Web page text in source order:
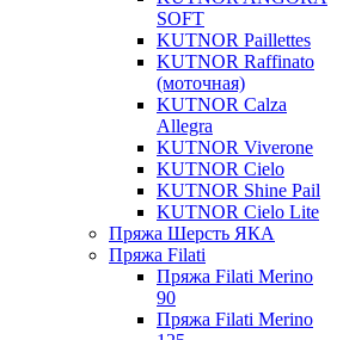
SOFT
KUTNOR Paillettes
KUTNOR Raffinato
(моточная)
KUTNOR Calza
Allegra
KUTNOR Viverone
KUTNOR Cielo
KUTNOR Shine Pail
KUTNOR Cielo Lite
Пряжа Шерсть ЯКА
Пряжа Filati
Пряжа Filati Merino
90
Пряжа Filati Merino